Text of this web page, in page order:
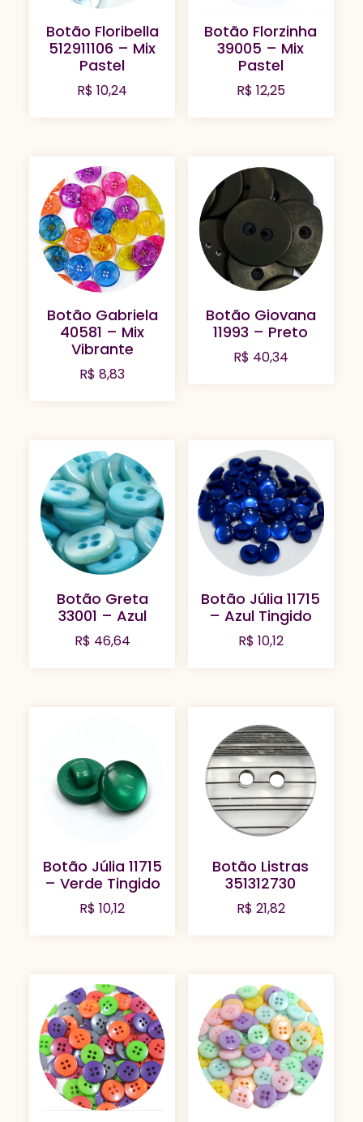
Botão Floribella
512911106 – Mix
Pastel
R$ 10,24
Botão Florzinha
39005 – Mix
Pastel
R$ 12,25
Botão Gabriela
40581 – Mix
Vibrante
R$ 8,83
Botão Giovana
11993 – Preto
R$ 40,34
Botão Greta
33001 – Azul
R$ 46,64
Botão Júlia 11715
– Azul Tingido
R$ 10,12
Botão Júlia 11715
– Verde Tingido
R$ 10,12
Botão Listras
351312730
R$ 21,82